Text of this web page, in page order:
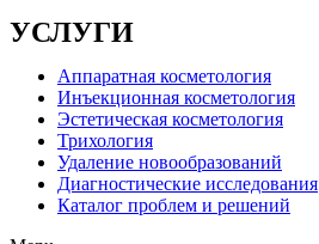
УСЛУГИ
Аппаратная косметология
Инъекционная косметология
Эстетическая косметология
Трихология
Удаление новообразований
Диагностические исследования
Каталог проблем и решений